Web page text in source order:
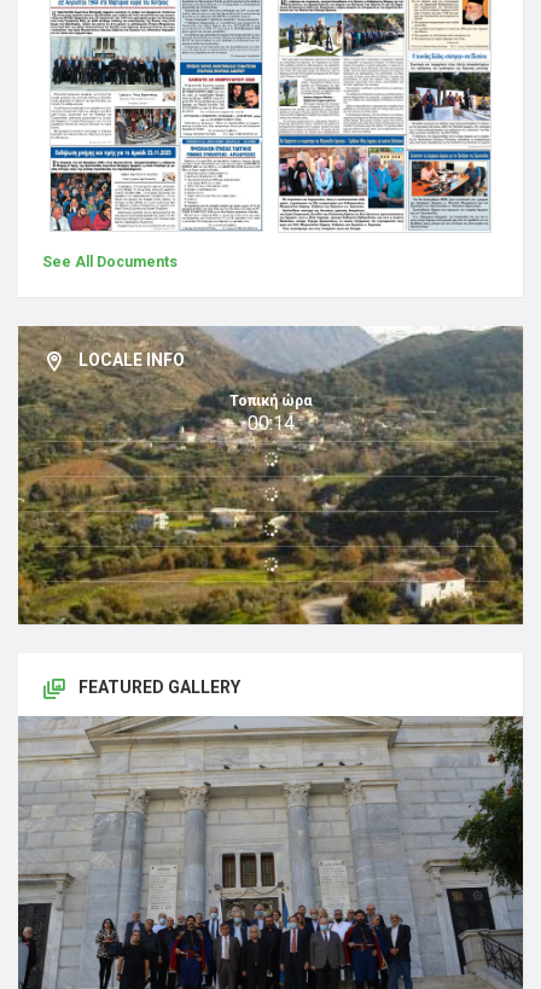
See All Documents
LOCALE INFO
Τοπική ώρα
00:14
FEATURED GALLERY